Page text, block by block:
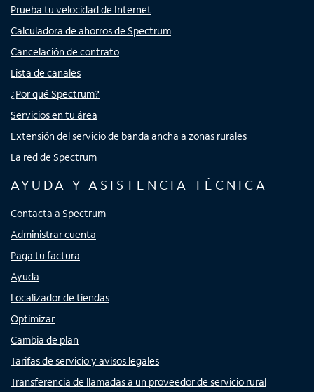
Prueba tu velocidad de Internet
Calculadora de ahorros de Spectrum
Cancelación de contrato
Lista de canales
¿Por qué Spectrum?
Servicios en tu área
Extensión del servicio de banda ancha a zonas rurales
La red de Spectrum
AYUDA Y ASISTENCIA TÉCNICA
Contacta a Spectrum
Administrar cuenta
Paga tu factura
Ayuda
Localizador de tiendas
Optimizar
Cambia de plan
Tarifas de servicio y avisos legales
Transferencia de llamadas a un proveedor de servicio rural